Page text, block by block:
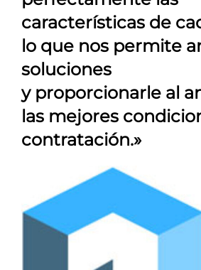
características de
lo que nos permite
soluciones
y proporcionarle al
las mejores
contratación.»